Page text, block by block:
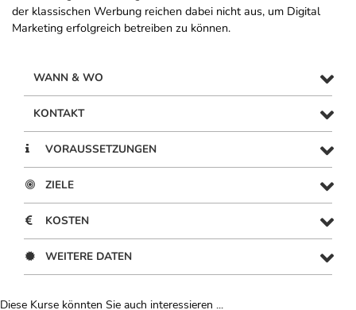
der klassischen Werbung reichen dabei nicht aus, um Digital
Marketing erfolgreich betreiben zu können.
WANN & WO
KONTAKT
VORAUSSETZUNGEN
ZIELE
KOSTEN
WEITERE DATEN
Diese Kurse könnten Sie auch interessieren ...